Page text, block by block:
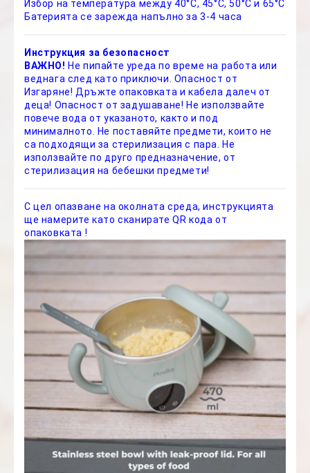
Избор на температура между 40°C, 45°C, 50°C и 65°C
Батерията се зарежда напълно за 3-4 часа
Инструкция за безопасност
ВАЖНО! Не пипайте уреда по време на работа или
веднага след като приключи. Опасност от
Изгаряне! Дръжте опаковката и кабела далеч от
деца! Опасност от задушаване! Не използвайте
повече вода от указаното, както и под
минималното. Не поставяйте предмети, които не
са подходящи за стерилизация с пара. Не
използвайте по друго предназначение, от
стерилизация на бебешки предмети!
С цел опазване на околната среда, инструкцията
ще намерите като сканирате QR кода от
опаковката !